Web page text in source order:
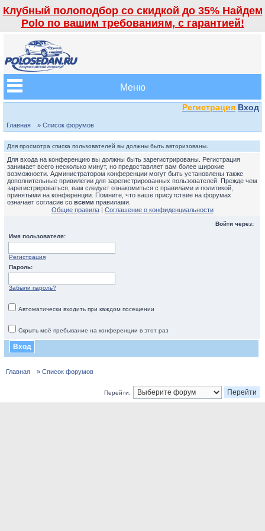
Клубный полоподбор со скидкой до 35% Найдем
Polo по вашим требованиям, с гарантией!
Меню
Регистрация Вход
Главная » Список форумов
Для просмотра списка пользователей вы должны быть авторизованы.
Для входа на конференцию вы должны быть зарегистрированы. Регистрация
занимает всего несколько минут, но предоставляет вам более широкие
возможности. Администратором конференции могут быть установлены также
дополнительные привилегии для зарегистрированных пользователей. Прежде чем
зарегистрироваться, вам следует ознакомиться с правилами и политикой,
принятыми на конференции. Помните, что ваше присутствие на форумах
означает согласие со всеми правилами.
Общие правила| Соглашение о конфиденциальности
Войти через:
Имя пользователя:
Регистрация
Пароль:
Забыли пароль?
Автоматически входить при каждом посещении
Скрыть моё пребывание на конференции в этот раз
Главная » Список форумов
Перейти: